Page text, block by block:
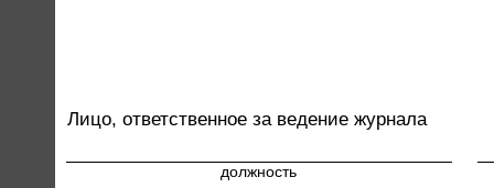
Лицо, ответственное за ведение журнала
должность